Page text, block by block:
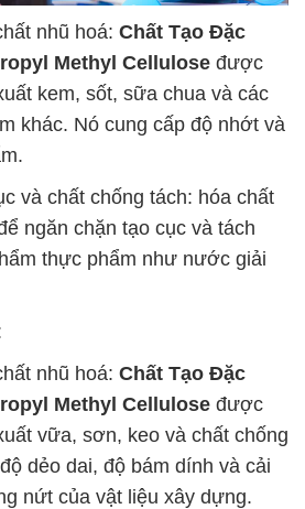
nhũ hoá: Chất Tạo Đặc
Methyl Cellulose được
kem, sốt, sữa chua và các
khác. Nó cung cấp độ nhớt và
và chất chống tách: hóa chất
ngăn chặn tạo cục và tách
thực phẩm như nước giải
nhũ hoá: Chất Tạo Đặc
Methyl Cellulose được
vữa, sơn, keo và chất chống
dẻo dai, độ bám dính và cải
nứt của vật liệu xây dựng.